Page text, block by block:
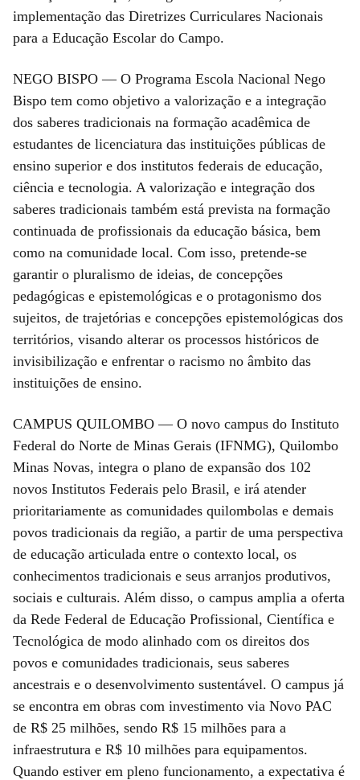
implementação das Diretrizes Curriculares Nacionais
para a Educação Escolar do Campo.
NEGO BISPO — O Programa Escola Nacional Nego
Bispo tem como objetivo a valorização e a integração
dos saberes tradicionais na formação acadêmica de
estudantes de licenciatura das instituições públicas de
ensino superior e dos institutos federais de educação,
ciência e tecnologia. A valorização e integração dos
saberes tradicionais também está prevista na formação
continuada de profissionais da educação básica, bem
como na comunidade local. Com isso, pretende-se
garantir o pluralismo de ideias, de concepções
pedagógicas e epistemológicas e o protagonismo dos
sujeitos, de trajetórias e concepções epistemológicas dos
territórios, visando alterar os processos históricos de
invisibilização e enfrentar o racismo no âmbito das
instituições de ensino.
CAMPUS QUILOMBO — O novo campus do Instituto
Federal do Norte de Minas Gerais (IFNMG), Quilombo
Minas Novas, integra o plano de expansão dos 102
novos Institutos Federais pelo Brasil, e irá atender
prioritariamente as comunidades quilombolas e demais
povos tradicionais da região, a partir de uma perspectiva
de educação articulada entre o contexto local, os
conhecimentos tradicionais e seus arranjos produtivos,
sociais e culturais. Além disso, o campus amplia a oferta
da Rede Federal de Educação Profissional, Científica e
Tecnológica de modo alinhado com os direitos dos
povos e comunidades tradicionais, seus saberes
ancestrais e o desenvolvimento sustentável. O campus já
se encontra em obras com investimento via Novo PAC
de R$ 25 milhões, sendo R$ 15 milhões para a
infraestrutura e R$ 10 milhões para equipamentos.
Quando estiver em pleno funcionamento, a expectativa é